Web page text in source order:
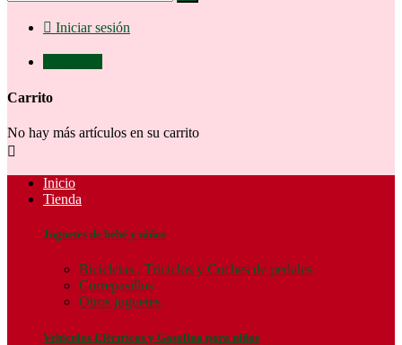
 Iniciar sesión
Carrito
No hay más artículos en su carrito

Inicio
Tienda
Juguetes de bebé y niños
Bicicletas , Triciclos y Coches de pedales
Correpasillos
Otros juguetes
Vehículos Eléctricos y Gasolina para niños